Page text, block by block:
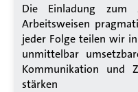
Die Einladung zum
Arbeitsweisen
jeder Folge teilen wir
unmittelbar
Kommunikation und
stärken